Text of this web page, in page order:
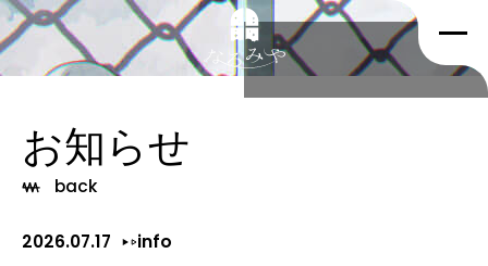
お知らせ
back
2026.07.17 info